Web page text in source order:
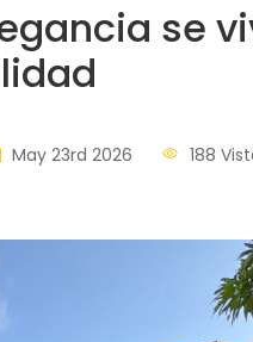
se
May 23rd 2026 188